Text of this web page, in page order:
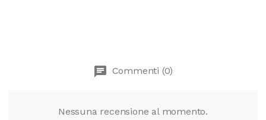
chat Commenti (0)
Nessuna recensione al momento.